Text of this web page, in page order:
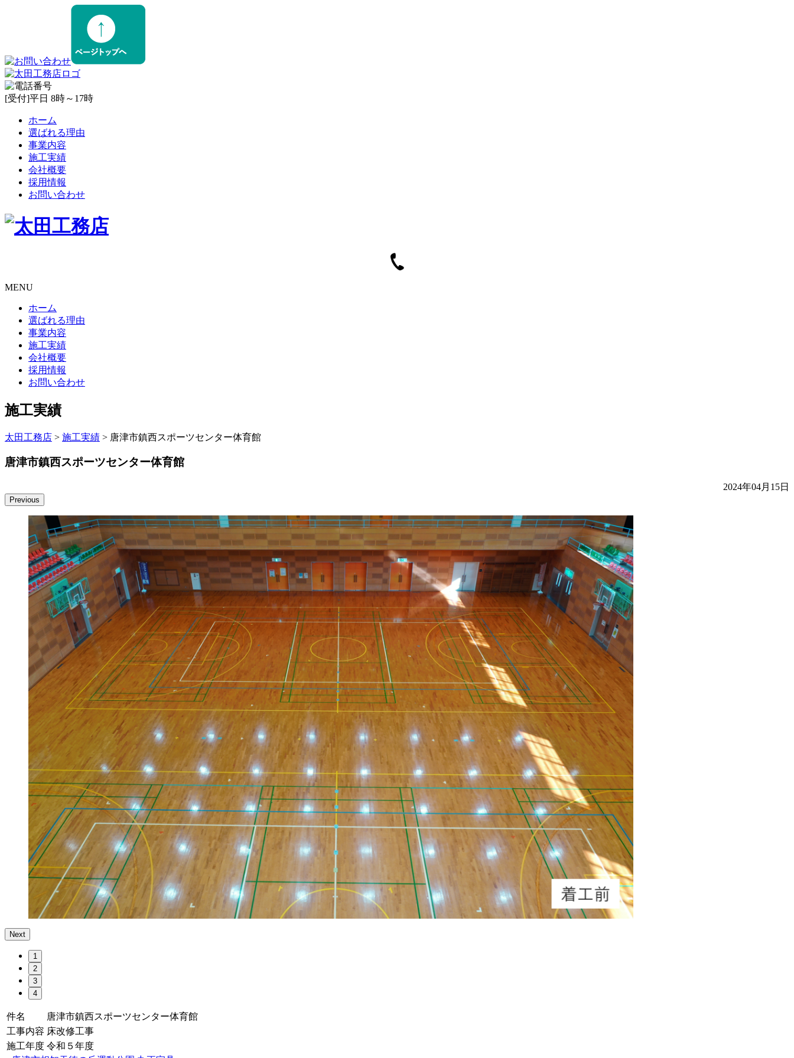
[受付]平日 8時～17時
ホーム
選ばれる理由
事業内容
施工実績
会社概要
採用情報
お問い合わせ
MENU
ホーム
選ばれる理由
事業内容
施工実績
会社概要
採用情報
お問い合わせ
施工実績
太田工務店 > 施工実績 > 唐津市鎮西スポーツセンター体育館
唐津市鎮西スポーツセンター体育館
2024年04月15日
Previous
Next
1
2
3
4
件名
唐津市鎮西スポーツセンター体育館
工事内容 床改修工事
施工年度 令和５年度